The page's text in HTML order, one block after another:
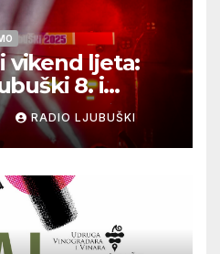
vikend ljeta:
8. i
RADIO LJUBUŠKI